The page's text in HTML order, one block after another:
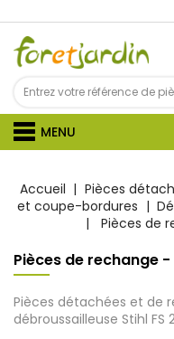
MENU
Accueil Pièces
et coupe-bordures
Pièces de
Pièces de rechange -
Pièces détachées et de
débroussailleuse Stihl FS